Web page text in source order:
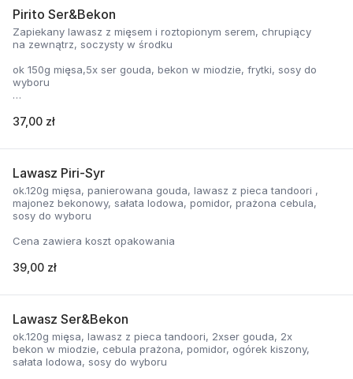
Pirito Ser&Bekon
Zapiekany lawasz z mięsem i roztopionym serem, chrupiący
na zewnątrz, soczysty w środku
ok 150g mięsa,5x ser gouda, bekon w miodzie, frytki, sosy do
wyboru
37,00 zł
Lawasz Piri-Syr
ok.120g mięsa, panierowana gouda, lawasz z pieca tandoori ,
majonez bekonowy, sałata lodowa, pomidor, prażona cebula,
sosy do wyboru
Cena zawiera koszt opakowania
39,00 zł
Lawasz Ser&Bekon
ok.120g mięsa, lawasz z pieca tandoori, 2xser gouda, 2x
bekon w miodzie, cebula prażona, pomidor, ogórek kiszony,
sałata lodowa, sosy do wyboru